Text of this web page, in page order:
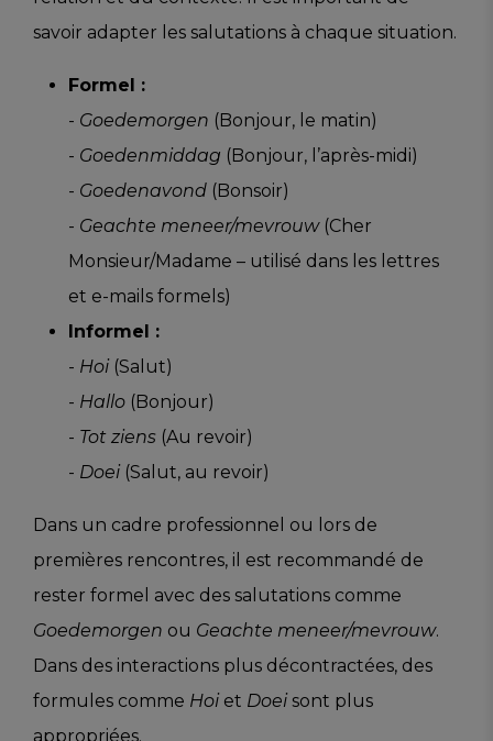
savoir adapter les salutations à chaque situation.
Formel :
- Goedemorgen (Bonjour, le matin)
- Goedenmiddag (Bonjour, l’après-midi)
- Goedenavond (Bonsoir)
- Geachte meneer/mevrouw(Cher
Monsieur/Madame – utilisé dans les lettres
et e-mails formels)
Informel :
- Hoi(Salut)
- Hallo (Bonjour)
- Tot ziens (Au revoir)
- Doei(Salut, au revoir)
Dans un cadre professionnel ou lors de
premières rencontres, il est recommandé de
rester formel avec des salutations comme
Goedemorgen ou Geachte meneer/mevrouw.
Dans des interactions plus décontractées, des
formules comme Hoiet Doeisont plus
appropriées.